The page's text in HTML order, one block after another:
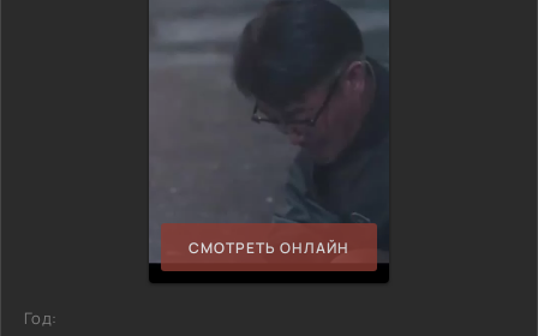
СМОТРЕТЬ ОНЛАЙН
Год: